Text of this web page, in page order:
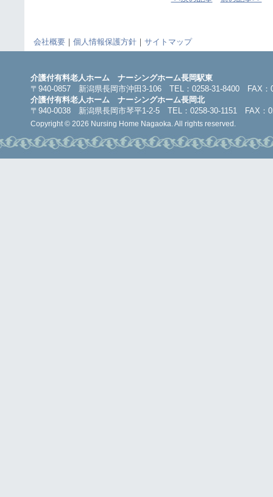
会社概要 ｜ 個人情報保護方針 ｜ サイトマップ
介護付有料老人ホーム ナーシングホーム長岡駅東
〒940-0857 新潟県長岡市沖田3-106 TEL：0258-31-8400 FAX：
介護付有料老人ホーム ナーシングホーム長岡北
〒940-0038 新潟県長岡市琴平1-2-5 TEL：0258-30-1151 FAX：
Copyright © 2026 Nursing Home Nagaoka. All rights reserved.